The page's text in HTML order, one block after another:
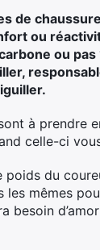
de
ou
ou
à prendre
celle-ci
poids du
les mêmes
besoin